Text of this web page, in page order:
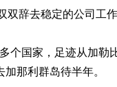
双辞去稳定的公司工
个国家，足迹从加勒
那利群岛待半年。